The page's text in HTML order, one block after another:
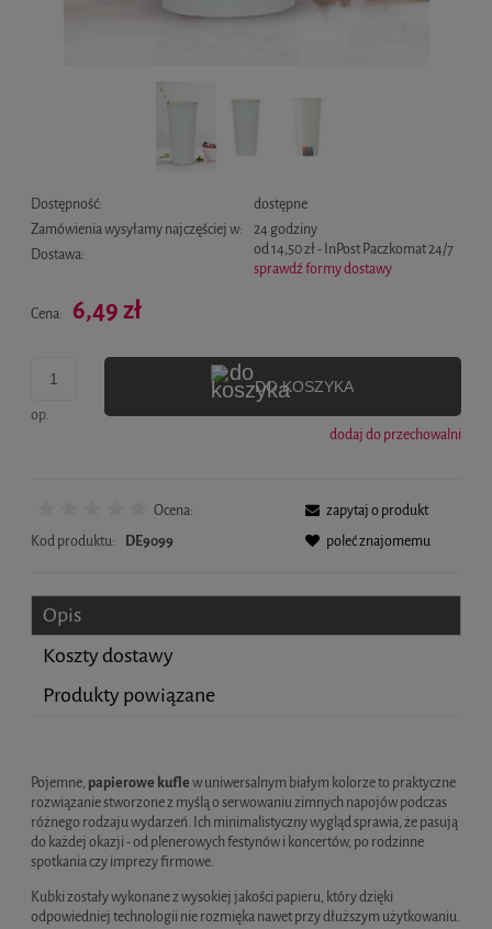
Dostępność:
dostępne
Zamówienia wysyłamy najczęściej w:
24 godziny
Dostawa:
od 14,50 zł- InPost Paczkomat 24/7
sprawdź formy dostawy
Cena: 6,49 zł
op.
DO KOSZYKA
dodaj do przechowalni
Ocena:
Kod produktu:
DE9099
zapytaj o produkt
poleć znajomemu
Opis
Koszty dostawy
Cena nie zawiera ewentualnych kosztów płatności
Produkty powiązane
Pojemne,papierowe kuflew uniwersalnym białym kolorze to praktyczne
rozwiązanie stworzone z myślą o serwowaniu zimnych napojów podczas
różnego rodzaju wydarzeń. Ich minimalistyczny wygląd sprawia, że pasują
do każdej okazji - od plenerowych festynów i koncertów, po rodzinne
spotkania czy imprezy firmowe.
Kubki zostały wykonane z wysokiej jakości papieru, który dzięki
odpowiedniej technologii nie rozmięka nawet przy dłuższym użytkowaniu.